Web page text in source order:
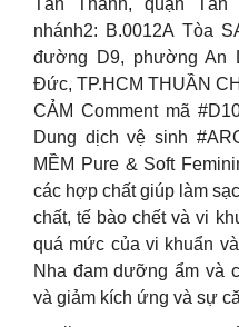
Tân Thành, quận
nhánh2: B.0012A Tòa
đường D9, phường An
Đức, TP.HCM THUẦN
CẢM Comment mã
Dung dịch vệ sinh
MỀM Pure & Soft
các hợp chất giúp làm
chất, tế bào chết và vi
quá mức của vi khuẩn
Nha đam dưỡng ẩm và
và giảm kích ứng và sự